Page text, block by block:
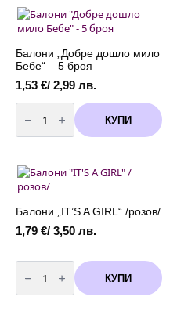
7,11 €
variants.
The
options
may
be
chosen
on
the
product
page
Балони „Добре дошло мило
Бебе“ – 5 броя
1,53 €/ 2,99 лв.
количество
за
Балони
"Добре
Бебе"
-
5
КУПИ
Балони „IT’S A GIRL“ /розов/
1,79 €/ 3,50 лв.
количество
за
Балони
"IT'S
КУПИ